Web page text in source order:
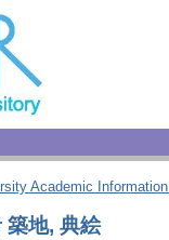
Academic
築地, 典絵